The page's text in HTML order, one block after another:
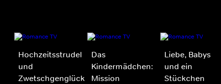
Hochzeitsstrudel
und
Zwetschgenglück
Das
Kindermädchen:
Mission
Liebe, Babys
und ein
Stückchen